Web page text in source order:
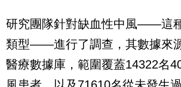
研究團隊針對缺血性中風——這
類型——進行了調查，其數據來
醫療數據庫，範圍覆蓋14322名